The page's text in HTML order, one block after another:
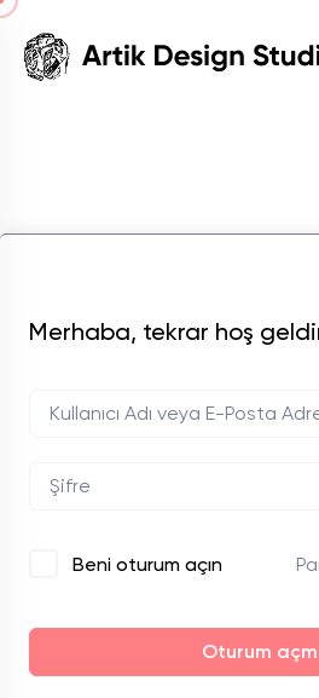
Merhaba, tekrar hoş
Beni oturum açın
Oturum